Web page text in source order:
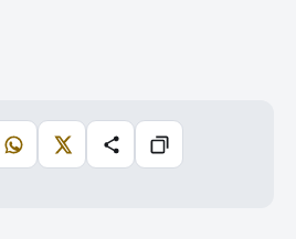
WhatsApp
X Share Copiază